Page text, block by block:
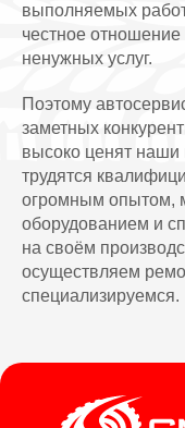
выполняемых
честное
ненужных услуг.
Поэтому
заметных
высоко ценят наши
трудятся
огромным опытом,
оборудованием и
на своём
осуществляем
специализируемся.